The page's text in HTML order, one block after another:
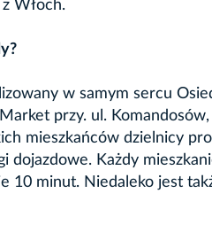
Włoch.
w samym sercu
przy. ul.
mieszkańców dzielnicy
dojazdowe. Każdy
10 minut. Niedaleko jest